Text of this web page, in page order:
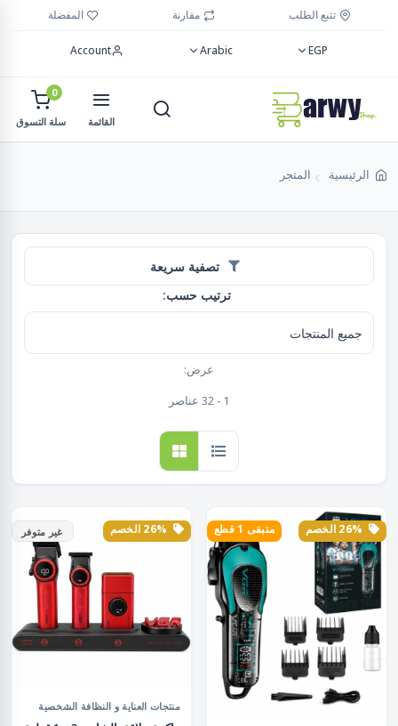
تتبع الطلب مقارنة المفضلة
EGP
Arabic
Account
القائمة
0
سلة التسوق
الرئيسية المتجر
تصفية سريعة
ترتيب حسب:
عرض:
1 - 32 عناصر
متبقى 1 قطع غير متوفر
منتجات العناية و النظافة الشخصية